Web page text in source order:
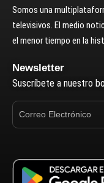
Somos una
televisivos. El medio
el menor tiempo en la
Newsletter
Suscríbete a nuestro